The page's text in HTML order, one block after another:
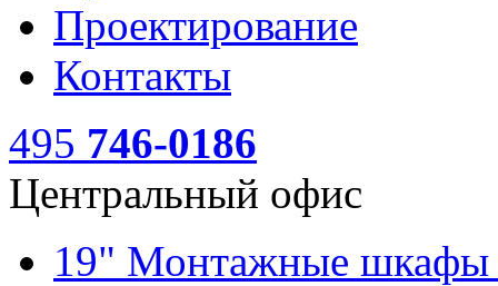
Проектирование
Контакты
495 746-0186
Центральный офис
19" Монтажные